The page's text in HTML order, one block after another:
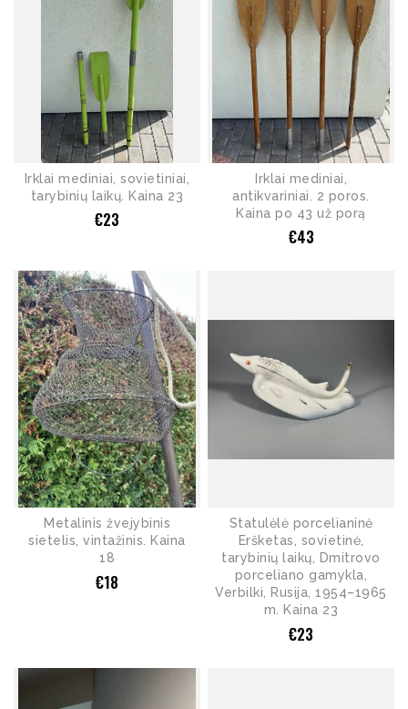
Irklai mediniai, sovietiniai,
tarybinių laikų. Kaina 23
€23
Irklai mediniai,
antikvariniai. 2 poros.
Kaina po 43 už porą
€43
Metalinis žvejybinis
sietelis, vintažinis. Kaina
18
€18
Statulėlė porcelianinė
Eršketas, sovietinė,
tarybinių laikų, Dmitrovo
porceliano gamykla,
Verbilki, Rusija, 1954–1965
m. Kaina 23
€23